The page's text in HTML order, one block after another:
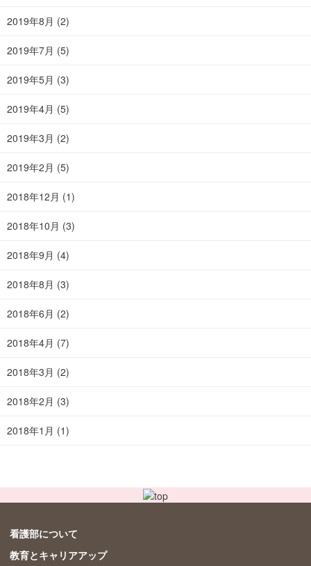
2019年8月 (2)
2019年7月 (5)
2019年5月 (3)
2019年4月 (5)
2019年3月 (2)
2019年2月 (5)
2018年12月 (1)
2018年10月 (3)
2018年9月 (4)
2018年8月 (3)
2018年6月 (2)
2018年4月 (7)
2018年3月 (2)
2018年2月 (3)
2018年1月 (1)
看護部について
教育とキャリアアップ